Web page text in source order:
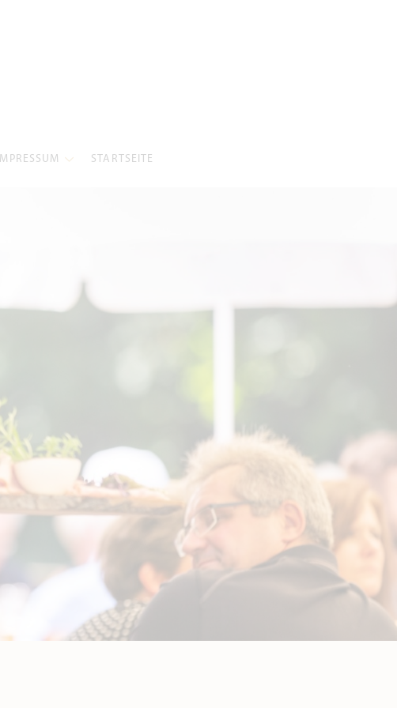
IMPRESSUM STARTSEITE